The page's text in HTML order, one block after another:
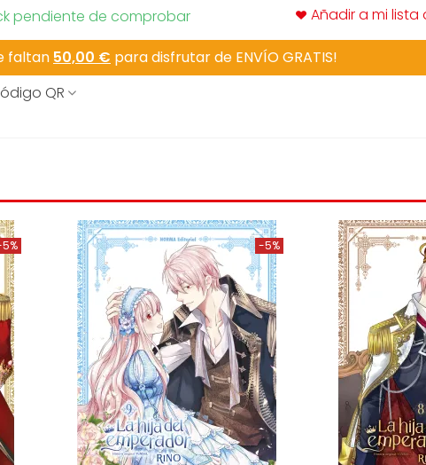
pendiente de comprobar
faltan 50,00 € para disfrutar de ENVÍO GRATIS!
QR
-5%